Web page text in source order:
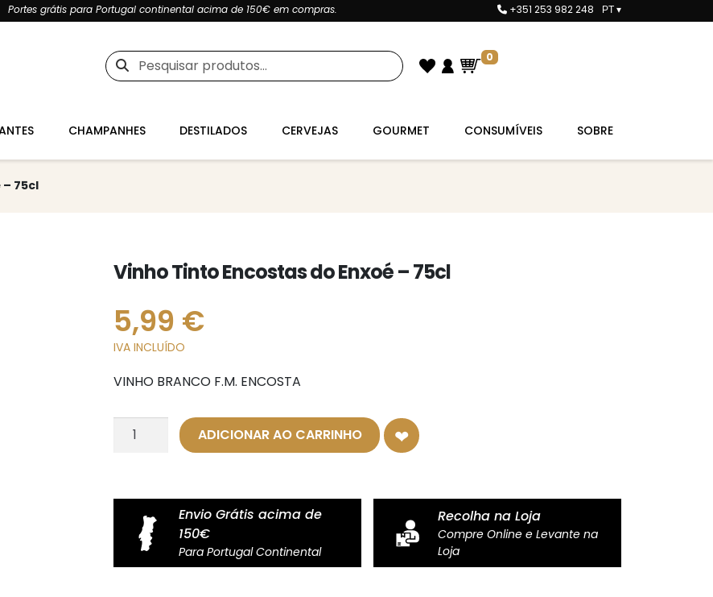
Portes grátis para Portugal continental acima de 150€ em compras. +351 253 982 248 PT ▾
Pesquisar
por:
0
CHAMPANHES DESTILADOS CERVEJAS GOURMET CONSUMÍVEIS SOBRE
75cl
Vinho Tinto Encostas do Enxoé – 75cl
5,99 €
IVA INCLUÍDO
VINHO BRANCO F.M. ENCOSTA
Quantidade
Encostas
Enxoé
ADICIONAR AO CARRINHO
Envio Grátis acima de
150€
Para Portugal Continental
Recolha na Loja
Compre Online e Levante na
Loja